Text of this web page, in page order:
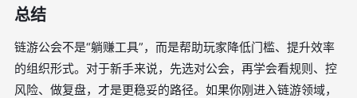
总结
链游公会不是“躺赚工具”，而是帮助玩家降低门槛、提升效率
的组织形式。对于新手来说，先选对公会，再学会看规则、控
风险、做复盘，才是更稳妥的路径。如果你刚进入链游领域，